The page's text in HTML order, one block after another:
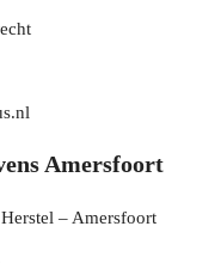
Amersfoort
– Amersfoort